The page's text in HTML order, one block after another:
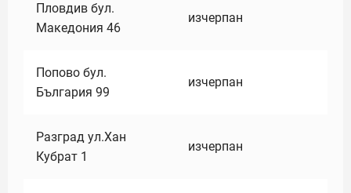
Пловдив бул.
Македония 46
изчерпан
Попово бул.
България 99
изчерпан
Разград ул.Хан
Кубрат 1
изчерпан